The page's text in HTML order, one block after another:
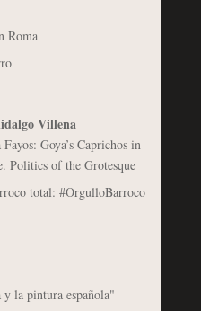
Roma
Villena
Goya’s Caprichos in
Politics of the Grotesque
total: #OrgulloBarroco
y la pintura española"